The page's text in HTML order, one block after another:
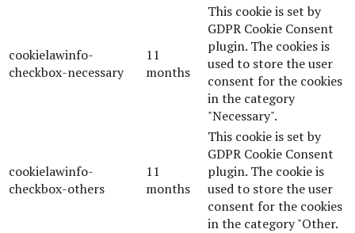
cookielawinfo-
checkbox-necessary
11
months
This cookie is set by
GDPR Cookie Consent
plugin. The cookies is
used to store the user
consent for the cookies
in the category
"Necessary".
cookielawinfo-
checkbox-others
11
months
This cookie is set by
GDPR Cookie Consent
plugin. The cookie is
used to store the user
consent for the cookies
in the category "Other.